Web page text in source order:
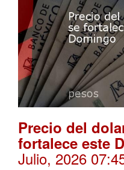
Precio del
fortalece este
Julio, 2026